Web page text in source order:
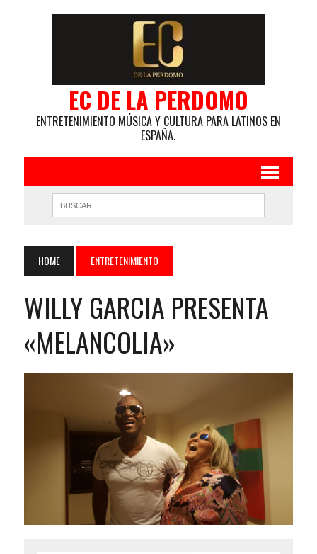
EC DE LA PERDOMO
ENTRETENIMIENTO MÚSICA Y CULTURA PARA LATINOS EN
ESPAÑA.
HOME ENTRETENIMIENTO
WILLY GARCIA PRESENTA
«MELANCOLIA»